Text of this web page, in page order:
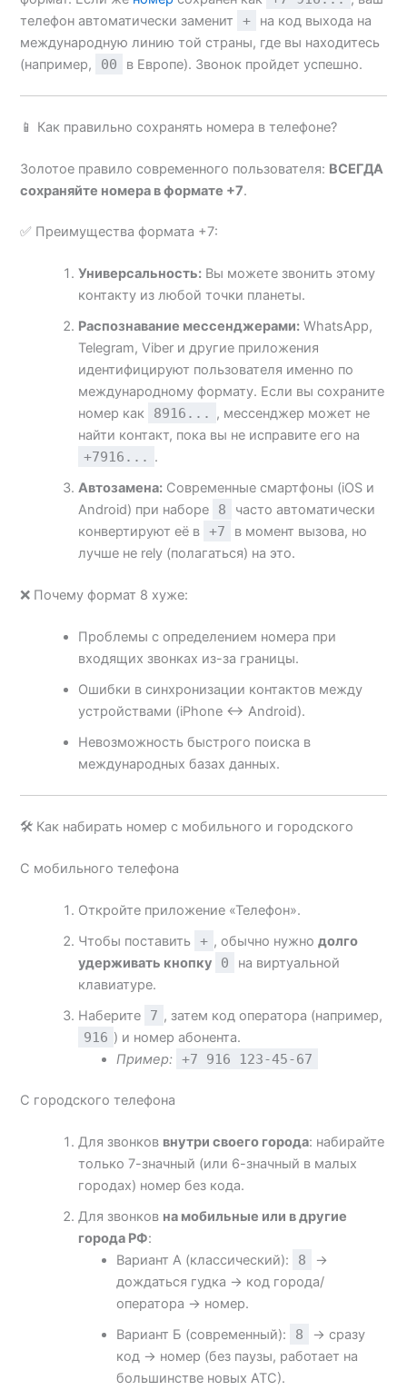
телефон автоматически заменит
+
на код выхода на
международную линию той страны, где вы находитесь
(например,
00 в Европе). Звонок пройдет успешно.
📱 Как правильно сохранять номера в телефоне?
Золотое правило современного пользователя: ВСЕГДА
сохраняйте номера в формате +7.
✅ Преимущества формата +7:
Универсальность: Вы можете звонить этому
контакту из любой точки планеты.
Распознавание мессенджерами: WhatsApp,
Telegram, Viber и другие приложения
идентифицируют пользователя именно по
международному формату. Если вы сохраните
номер как
8916... , мессенджер может не
найти контакт, пока вы не исправите его на
+7916... .
Автозамена: Современные смартфоны (iOS и
Android) при наборе
8
часто автоматически
конвертируют её в
+7
в момент вызова, но
лучше не rely (полагаться) на это.
❌ Почему формат 8 хуже:
Проблемы с определением номера при
входящих звонках из-за границы.
Ошибки в синхронизации контактов между
устройствами (iPhone ↔ Android).
Невозможность быстрого поиска в
международных базах данных.
🛠️ Как набирать номер с мобильного и городского
С мобильного телефона
Откройте приложение «Телефон».
Чтобы поставить
+ , обычно нужнодолго
удерживать кнопку
0
на виртуальной
клавиатуре.
Наберите
7 , затем код оператора (например,
916 ) и номер абонента.
Пример: +7 916 123-45-67
С городского телефона
Для звонков внутри своего города: набирайте
только 7-значный (или 6-значный в малых
городах) номер без кода.
Для звонков на мобильные или в другие
города РФ:
Вариант А (классический):
8
→
дождаться гудка → код города/
оператора → номер.
Вариант Б (современный):
8
→ сразу
код → номер (без паузы, работает на
большинстве новых АТС).